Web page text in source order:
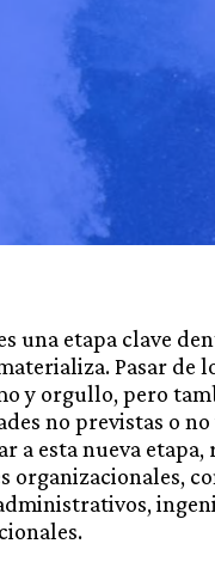
una etapa clave
Pasar de
y orgullo, pero
no previstas o no
a esta nueva
organizacionales,